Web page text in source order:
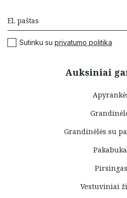
Auksiniai
Grandinėlės su
Pirsingas
Vestuviniai
Sutinku su privatumo politika